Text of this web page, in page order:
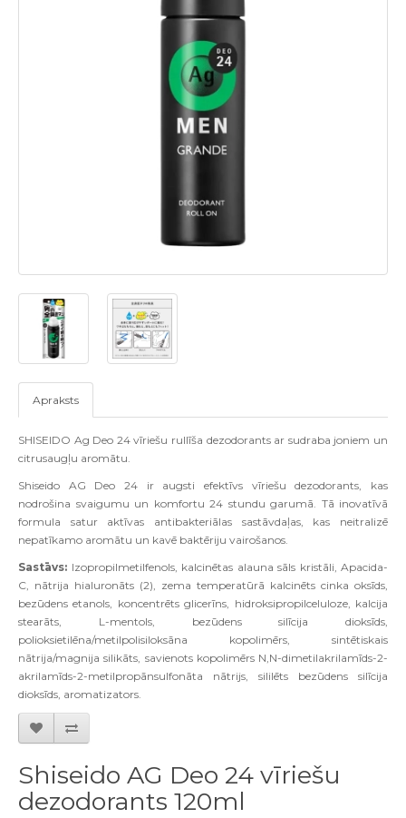
Apraksts
SHISEIDO Ag Deo 24 vīriešu rullīša dezodorants ar sudraba joniem un
citrusaugļu aromātu.
Shiseido AG Deo 24 ir augsti efektīvs vīriešu dezodorants, kas
nodrošina svaigumu un komfortu 24 stundu garumā. Tā inovatīvā
formula satur aktīvas antibakteriālas sastāvdaļas, kas neitralizē
nepatīkamo aromātu un kavē baktēriju vairošanos.
Sastāvs: Izopropilmetilfenols, kalcinētas alauna sāls kristāli, Apacida-
C, nātrija hialuronāts (2), zema temperatūrā kalcinēts cinka oksīds,
bezūdens etanols, koncentrēts glicerīns, hidroksipropilceluloze, kalcija
stearāts, L-mentols, bezūdens silīcija dioksīds,
polioksietilēna/metilpolisiloksāna kopolimērs, sintētiskais
nātrija/magnija silikāts, savienots kopolimērs N,N-dimetilakrilamīds-2-
akrilamīds-2-metilpropānsulfonāta nātrijs, sililēts bezūdens silīcija
dioksīds, aromatizators.
Shiseido AG Deo 24 vīriešu
dezodorants 120ml